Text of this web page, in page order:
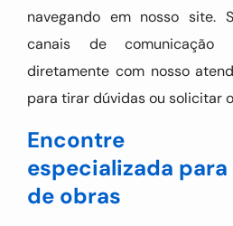
navegando em nosso site.
canais de comunicação
diretamente com nosso
para tirar dúvidas ou solicitar
Encontre
especializada
de obras